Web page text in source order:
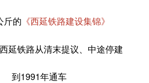
斤的 《西延铁路建设集锦》
延铁路从清末提议、中途停建
到1991年通车